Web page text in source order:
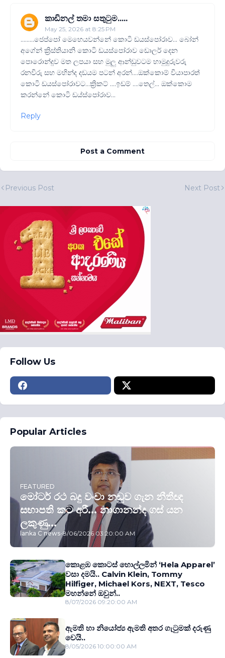
කාඩිනල් තමා සතුටුම.....
May 25, 2026 at 8:25 PM
.........ජෙප්පෝ මෙහෙයවන්නේ කොටි ඩයස්පෝරාව... බෝන්
අගේන් ක්‍රිස්තියානි කොටි ඩයස්පෝරාව ඩොලර් දෙන
පොරොන්දුව මත ලපයා සහ මුලු ආන්ඩුවටම හාමුදුරුවරු
රනවිරු සහ මහින්ද දඩයම පටන් අරන්....ඔක්කොම් වියාපාරත්
කොටි ඩයස්පෝරාවට...ක්‍රිකට් ....ඉඩම් ....තෙල්... ඔක්කොම
කරන්නේ කොටි ඩය්ස්පෝරාව...
Reply
Post a Comment
Previous Post Next Post
Follow Us
Popular Articles
FEATURED
මෝටර් රථ බදු වංචා නඩුව ගැන නීතීඥ
සභාපති කට අරී... නාගානන්ද ගස් යන
ලකුණු...
lanka C news-8/06/2026 03:20:00 AM
කොළඹ කොටස් හොල්ලමින් ‘Hela Apparel’
වසා දමයි.. Calvin Klein, Tommy
Hilfiger, Michael Kors, NEXT, Tesco
මහන්නේ ඔවුන්..
8/07/2026 09:20:00 AM
ඇමති හා නියෝජ්‍ය ඇමති අතර ගැටුමක් දරුණු
වෙයි..
8/05/2026 10:00:00 AM